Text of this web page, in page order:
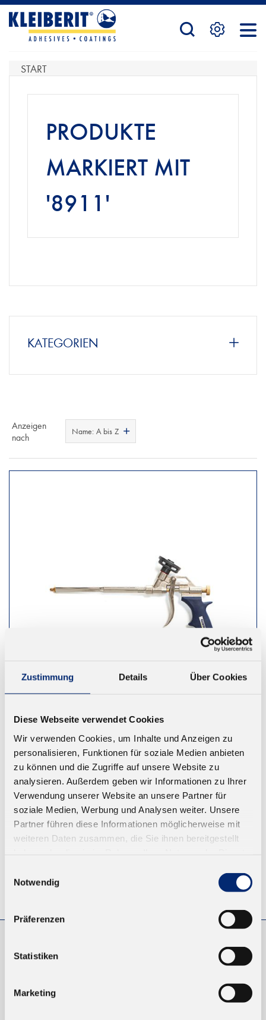
Zustimmung Details Über Cookies
Diese Webseite verwendet Cookies
Wir verwenden Cookies, um Inhalte und Anzeigen zu
personalisieren, Funktionen für soziale Medien anbieten
zu können und die Zugriffe auf unsere Website zu
analysieren. Außerdem geben wir Informationen zu Ihrer
Verwendung unserer Website an unsere Partner für
soziale Medien, Werbung und Analysen weiter. Unsere
Partner führen diese Informationen möglicherweise mit
weiteren Daten zusammen, die Sie ihnen bereitgestellt
Notwendig
Präferenzen
Statistiken
Marketing
STARTSEITE
PRODUKTE
KONTAKTFORMULAR
START
PRODUKTE
MARKIERT MIT
'8911'
KATEGORIEN
Anzeigen
nach
Name: A bis Z
891.1 Pistole für PUR Schäume, Ideal
Universell einsetzbare Schaumpistole
Ab 35,95 € zzgl. MwSt.
ZUM WARENKORB
© KLEIBERIT SE & CO. KG, Max-Becker-Str. 4, 76356 Weingarten,
EINKAUFEN
VERSAND UND ZAHLUNG